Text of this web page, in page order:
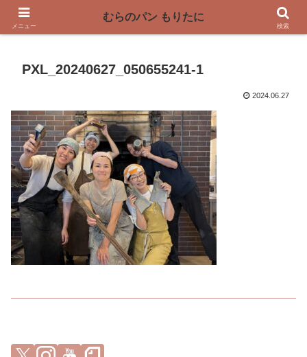
〜奈良県曽爾村の薪窯パン屋〜
PXL_20240627_050655241-1
2024.06.27
メニュー
むらのパン もりたに
検索